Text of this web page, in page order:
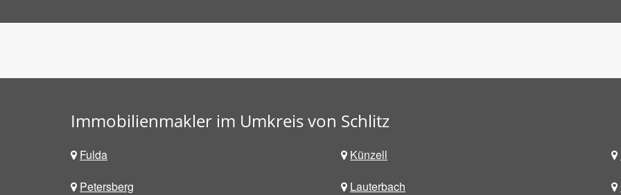
Immobilienmakler im Umkreis von Schlitz
Fulda Künzell
Petersberg
Lauterbach